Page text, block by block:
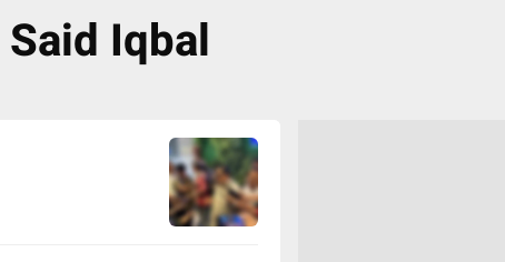
Said Iqbal